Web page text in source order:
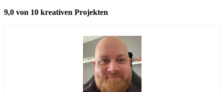
9,0 von 10 kreativen Projekten